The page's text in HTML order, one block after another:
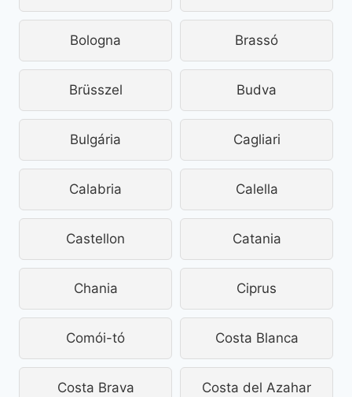
Bologna Brassó
Brüsszel Budva
Bulgária Cagliari
Calabria Calella
Castellon Catania
Chania Ciprus
Comói-tó Costa Blanca
Costa Brava Costa del Azahar